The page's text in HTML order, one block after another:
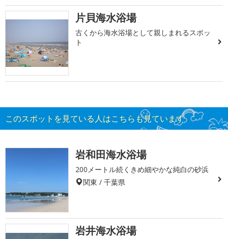
片貝海水浴場
古くから海水浴場として親しまれるスポッ
ト
このスポットを見ている人はこちらも見ています
岩和田海水浴場
200メートル続くきめ細やかな純白の砂浜
関東 / 千葉県
岩井海水浴場